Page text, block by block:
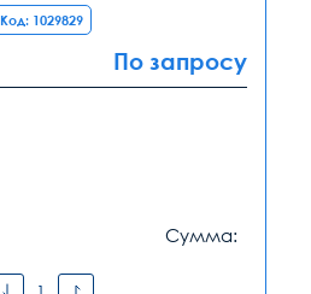
Код: 1029829
По запросу
Сумма: